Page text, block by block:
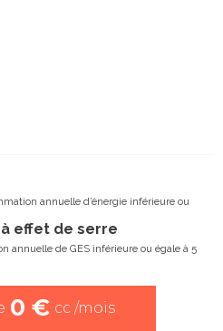
annuelle d’énergie inférieure ou
effet de serre
annuelle de GES inférieure ou égale à 5
0 € cc /mois